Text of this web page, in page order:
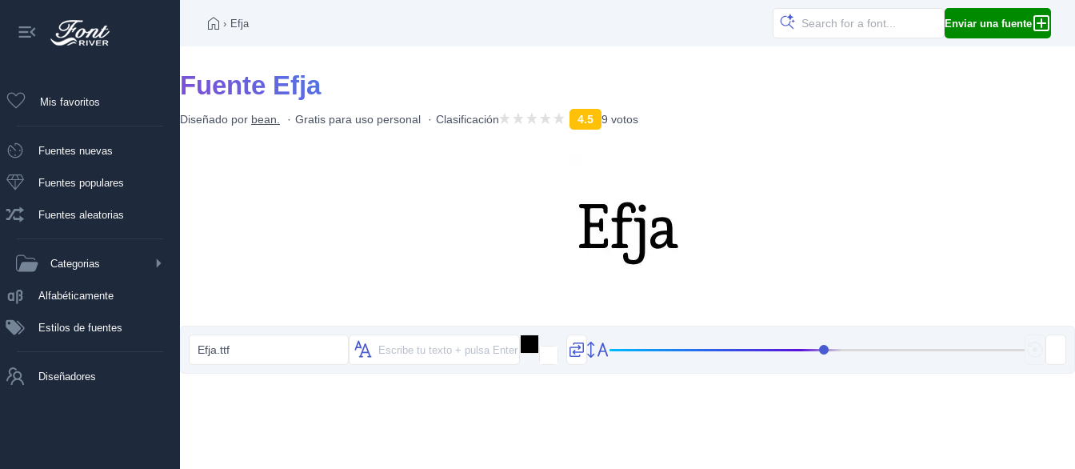
Mis favoritos
Fuentes nuevas
Fuentes populares
Fuentes aleatorias
Categorias
Alfabéticamente
Estilos de fuentes
Diseñadores
› Efja Enviar una fuente
Fuente Efja
Diseñado por bean. Gratis para uso personal Clasificación 4.5 9 votos
Efja.ttf